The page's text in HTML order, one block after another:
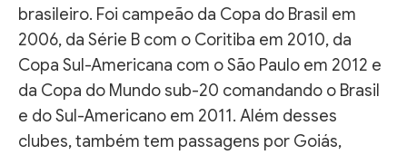
brasileiro. Foi campeão da Copa do Brasil em
2006, da Série B com o Coritiba em 2010, da
Copa Sul-Americana com o São Paulo em 2012 e
da Copa do Mundo sub-20 comandando o Brasil
e do Sul-Americano em 2011. Além desses
clubes, também tem passagens por Goiás,